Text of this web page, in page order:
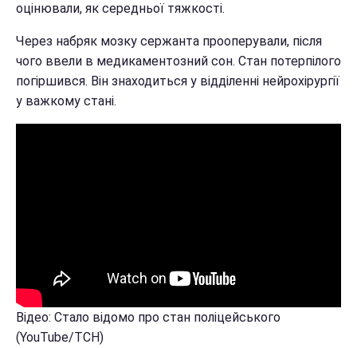
оцінювали, як середньої тяжкості.
Через набряк мозку сержанта прооперували, після
чого ввели в медикаментозний сон. Стан потерпілого
погіршився. Він знаходиться у відділенні нейрохірургії
у важкому стані.
Відео: Стало відомо про стан поліцейського
(YouTube/ТСН)